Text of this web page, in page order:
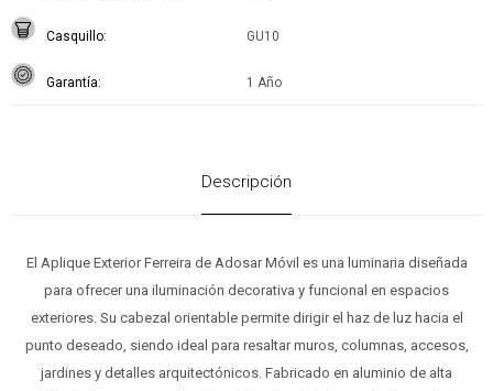
Casquillo GU10
Garantía 1 Año
Descripción
El Aplique Exterior Ferreira de Adosar Móvil es una luminaria diseñada
para ofrecer una iluminación decorativa y funcional en espacios
exteriores. Su cabezal orientable permite dirigir el haz de luz hacia el
punto deseado, siendo ideal para resaltar muros, columnas, accesos,
jardines y detalles arquitectónicos. Fabricado en aluminio de alta